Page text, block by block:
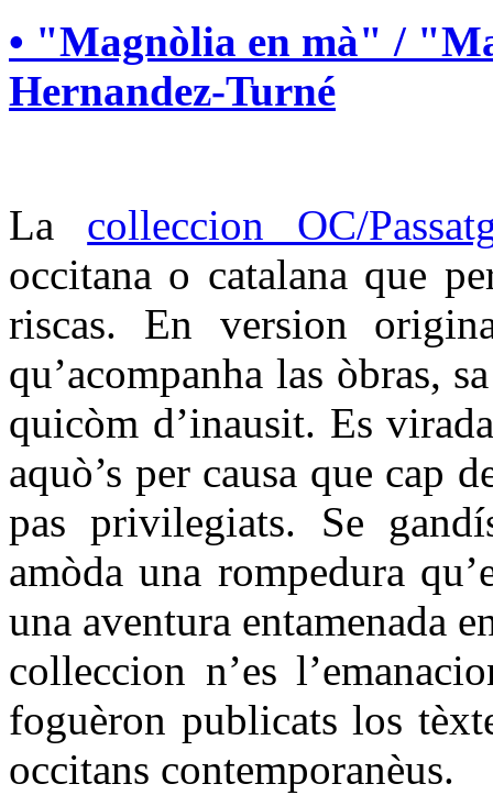
• "Magnòlia en mà" /
Hernandez-Turné
La colleccion OC/
occitana o catalana que
riscas. En version
qu’acompanha las òbras,
quicòm d’inausit. Es
aquò’s per causa que cap
pas privilegiats. Se
amòda una rompedura
una aventura entamenada
colleccion n’es
foguèron publicats los
occitans contemporanèus.